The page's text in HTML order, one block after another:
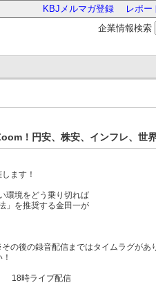
KBJメルマガ登録
レポー
企業情報検索
！円安、株安、インフレ、世
ます！
環境をどう乗り切れば
」を推奨する金田一が
の後の録音配信まではタイムラグがあ
18時ライブ配信